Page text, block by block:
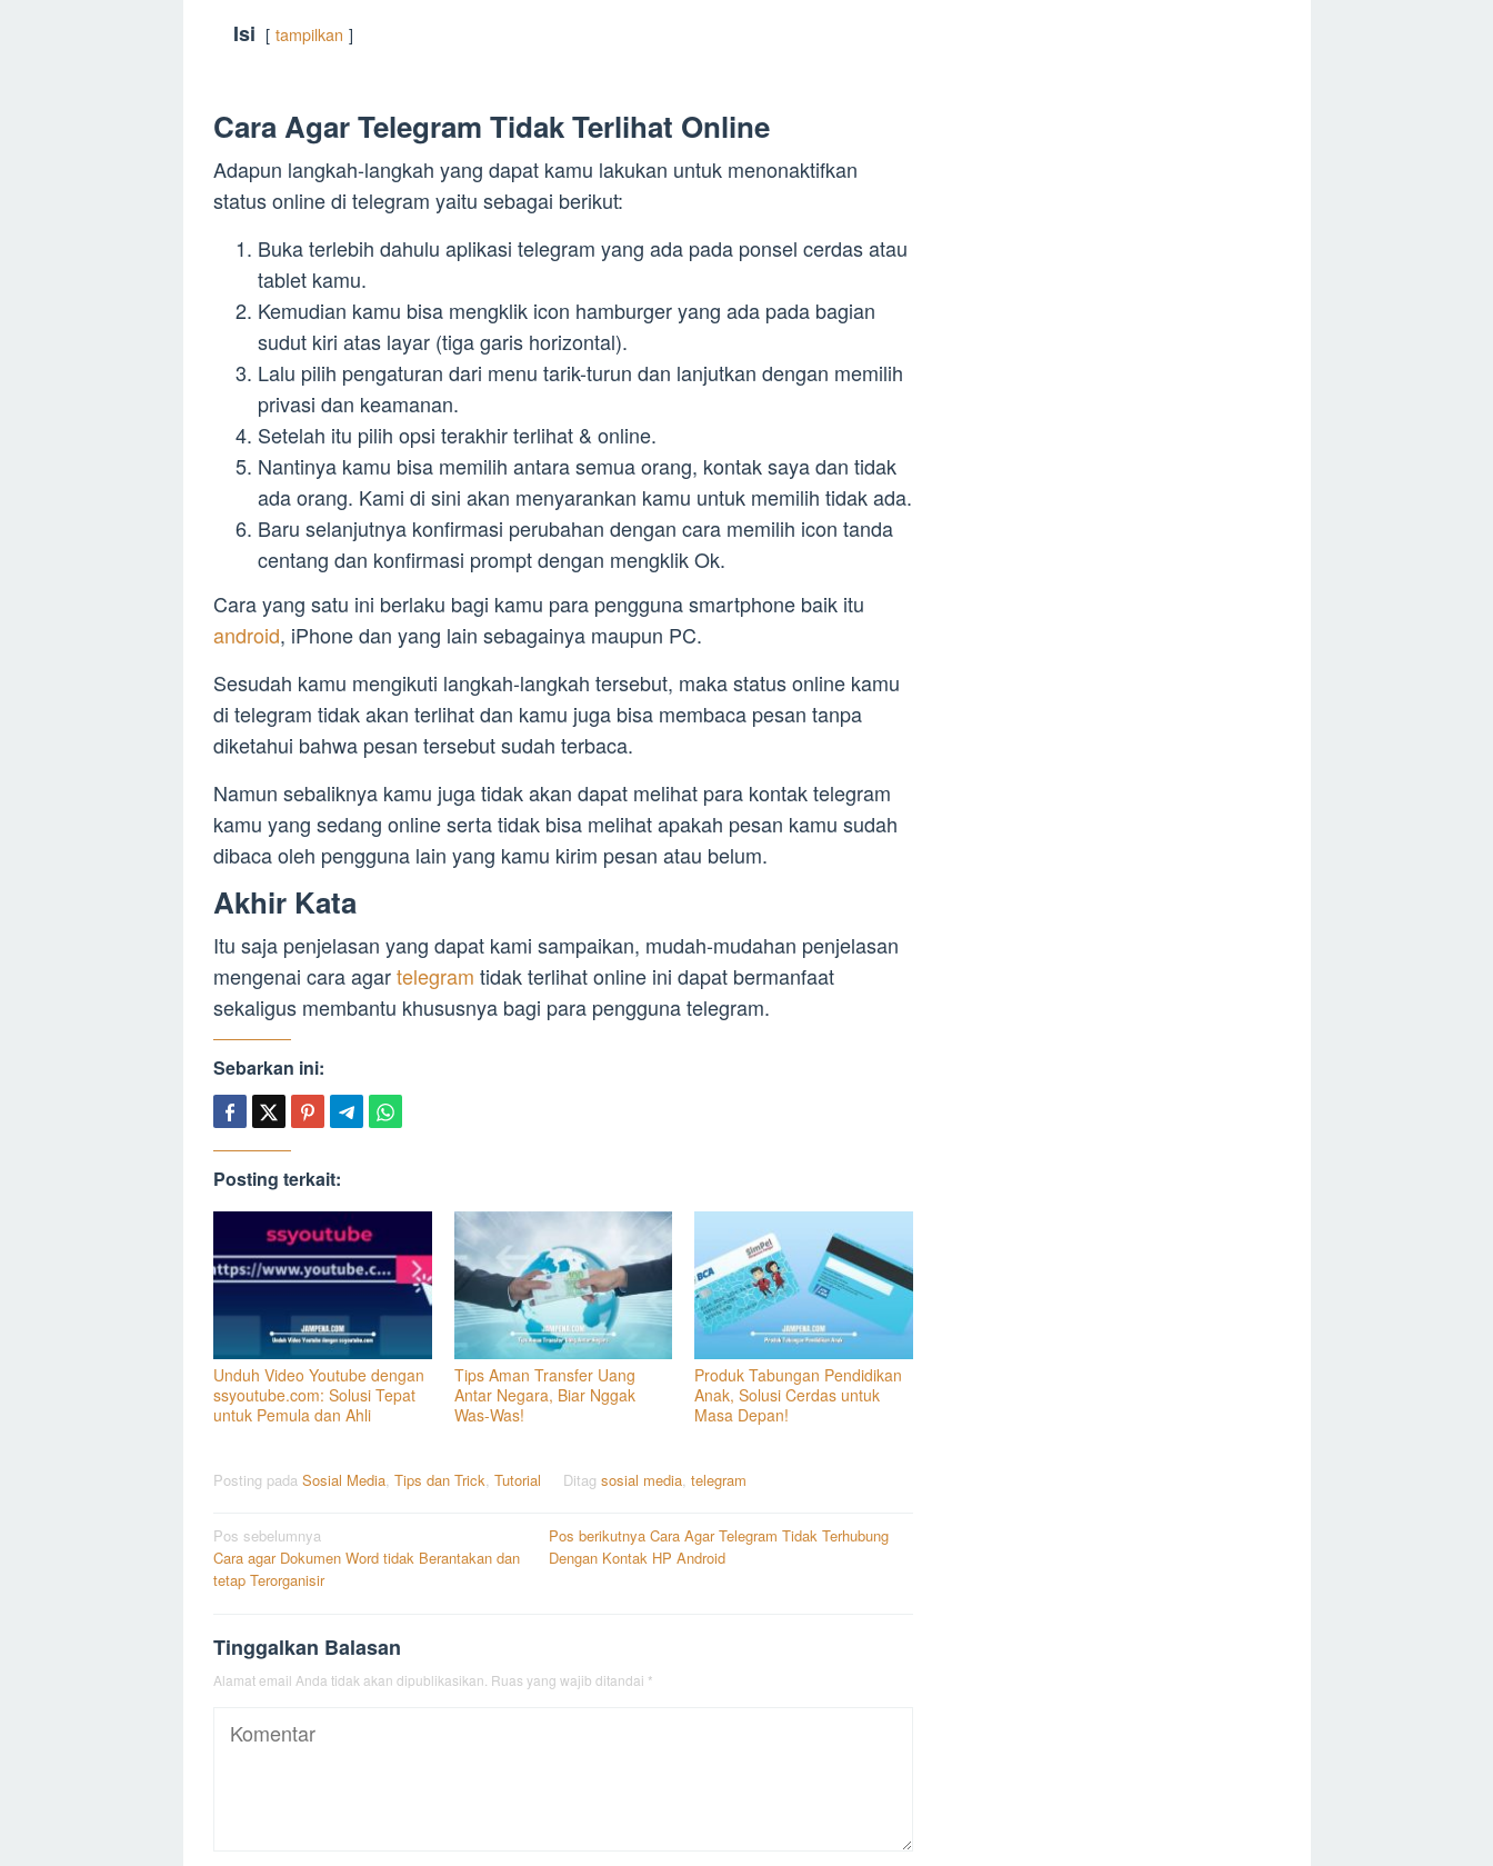
Isi tampilkan
Cara Agar Telegram Tidak Terlihat Online
Adapun langkah-langkah yang dapat kamu lakukan untuk menonaktifkan
status online di telegram yaitu sebagai berikut:
Buka terlebih dahulu aplikasi telegram yang ada pada ponsel cerdas atau
tablet kamu.
Kemudian kamu bisa mengklik icon hamburger yang ada pada bagian
sudut kiri atas layar (tiga garis horizontal).
Lalu pilih pengaturan dari menu tarik-turun dan lanjutkan dengan memilih
privasi dan keamanan.
Setelah itu pilih opsi terakhir terlihat & online.
Nantinya kamu bisa memilih antara semua orang, kontak saya dan tidak
ada orang. Kami di sini akan menyarankan kamu untuk memilih tidak ada.
Baru selanjutnya konfirmasi perubahan dengan cara memilih icon tanda
centang dan konfirmasi prompt dengan mengklik Ok.
Cara yang satu ini berlaku bagi kamu para pengguna smartphone baik itu
android, iPhone dan yang lain sebagainya maupun PC.
Sesudah kamu mengikuti langkah-langkah tersebut, maka status online kamu
di telegram tidak akan terlihat dan kamu juga bisa membaca pesan tanpa
diketahui bahwa pesan tersebut sudah terbaca.
Namun sebaliknya kamu juga tidak akan dapat melihat para kontak telegram
kamu yang sedang online serta tidak bisa melihat apakah pesan kamu sudah
dibaca oleh pengguna lain yang kamu kirim pesan atau belum.
Akhir Kata
Itu saja penjelasan yang dapat kami sampaikan, mudah-mudahan penjelasan
mengenai cara agartelegram tidak terlihat online ini dapat bermanfaat
sekaligus membantu khususnya bagi para pengguna telegram.
Sebarkan ini:
Posting terkait:
Unduh Video Youtube dengan
ssyoutube.com: Solusi Tepat
untuk Pemula dan Ahli
Tips Aman Transfer Uang
Antar Negara, Biar Nggak
Was-Was!
Produk Tabungan Pendidikan
Anak, Solusi Cerdas untuk
Masa Depan!
Posting pada Sosial Media Tips dan Trick Tutorial Ditag sosial media telegram
Navigasi
pos
Pos sebelumnya
Cara agar Dokumen Word tidak Berantakan dan
tetap Terorganisir
Pos berikutnya Cara Agar Telegram Tidak Terhubung
Dengan Kontak HP Android
Tinggalkan Balasan
Alamat email Anda tidak akan dipublikasikan. Ruas yang wajib ditandai *